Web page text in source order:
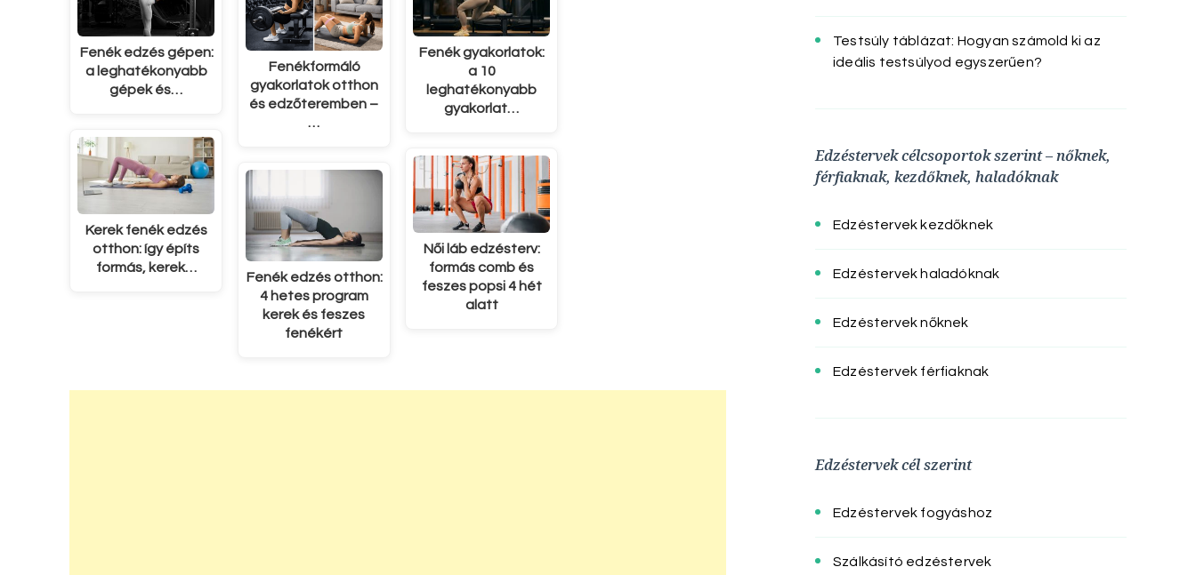
Fenék edzés gépen:
a leghatékonyabb
gépek és…
Kerek fenék edzés
otthon: így építs
formás, kerek…
Fenékformáló
gyakorlatok otthon
és edzőteremben –
…
Fenék edzés otthon:
4 hetes program
kerek és feszes
fenékért
Fenék gyakorlatok:
a 10
leghatékonyabb
gyakorlat…
Női láb edzésterv:
formás comb és
feszes popsi 4 hét
alatt
Testsúly táblázat: Hogyan számold ki az
ideális testsúlyod egyszerűen?
Edzéstervek célcsoportok szerint – nőknek,
férfiaknak, kezdőknek, haladóknak
Edzéstervek kezdőknek
Edzéstervek haladóknak
Edzéstervek nőknek
Edzéstervek férfiaknak
Edzéstervek cél szerint
Edzéstervek fogyáshoz
Szálkásító edzéstervek